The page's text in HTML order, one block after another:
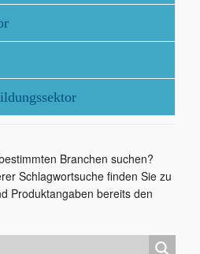
Branchen suchen?
Schlagwortsuche finden Sie zu
Produktangaben bereits den